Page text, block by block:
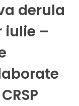
derula
iulie –